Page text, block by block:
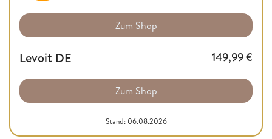
Zum Shop
Levoit DE 149,99€
Zum Shop
Stand: 06.08.2026